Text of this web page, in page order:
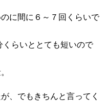
に間に６～７回くらいで
くらいととても短いので
、でもきちんと言ってく